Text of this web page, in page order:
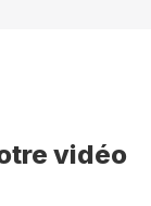
vidéo